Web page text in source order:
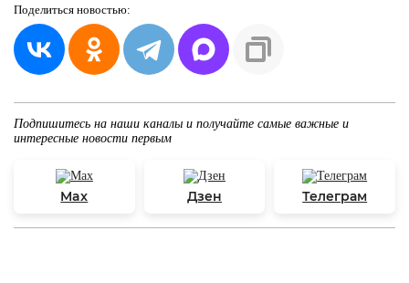
Поделиться новостью:
Подпишитесь на наши каналы и получайте самые важные и
интересные новости первым
Max Дзен Телеграм